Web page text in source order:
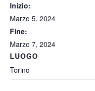
Inizio:
Marzo 5, 2024
Fine:
Marzo 7, 2024
LUOGO
Torino